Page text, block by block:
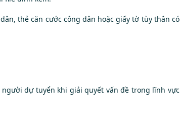
thẻ căn cước công dân hoặc giấy tờ tùy thân có
dự tuyển khi giải quyết vấn đề trong lĩnh vực